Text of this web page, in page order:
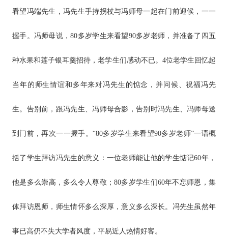
看望冯端先生，冯先生手持拐杖与冯师母一起在门前迎候，一一
握手。冯师母说，80多岁学生来看望90多岁老师，并准备了四五
种水果和莲子银耳羹招待，老学生们感动不已。4位老学生回忆起
当年的师生情谊和多年来对冯先生的惦念，并问候、祝福冯先
生。告别前，跟冯先生、冯师母合影，告别时冯先生、冯师母送
到门前，再次一一握手。“80多岁学生来看望90多岁老师”一语概
括了学生拜访冯先生的意义：一位老师能让他的学生惦记60年，
他是多么崇高，多么令人尊敬；80多岁学生们60年不忘师恩，集
体拜访恩师，师生情怀多么深厚，意义多么深长。冯先生虽然年
事已高仍不失大学者风度，平易近人热情好客。